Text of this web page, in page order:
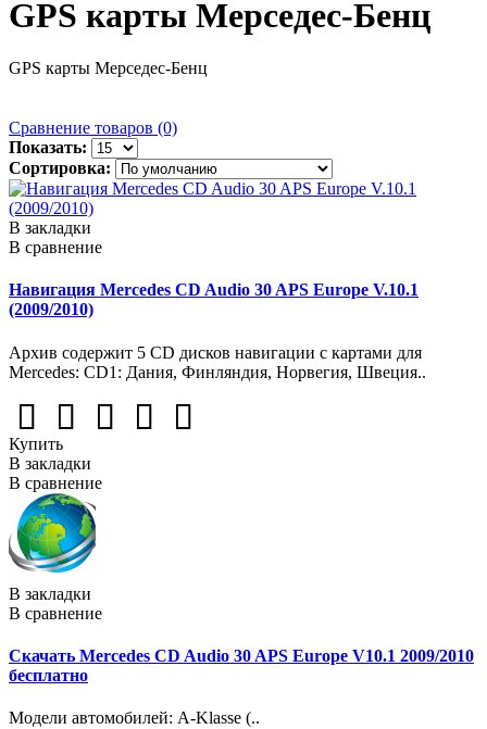
GPS карты Мерседес-Бенц
GPS карты Мерседес-Бенц
Сравнение товаров (0)
Показать:
Сортировка:
В закладки
В сравнение
Навигация Mercedes CD Audio 30 APS Europe V.10.1
(2009/2010)
Архив содержит 5 CD дисков навигации с картами для
Mercedes: CD1: Дания, Финляндия, Норвегия, Швеция..
Купить
В закладки
В сравнение
В закладки
В сравнение
Скачать Mercedes CD Audio 30 APS Europe V10.1 2009/2010
бесплатно
Mодели автомобилей: A-Klasse (..